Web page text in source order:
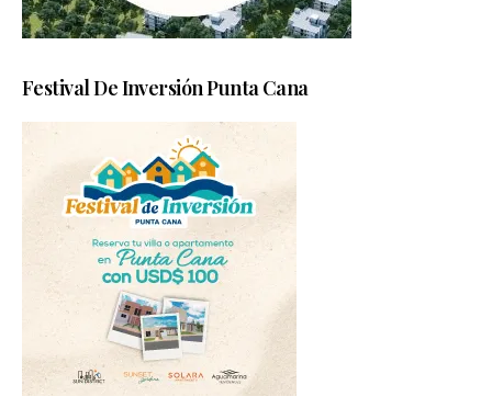
Festival De Inversión Punta Cana